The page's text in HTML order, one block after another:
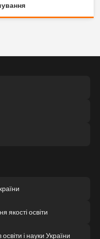
якості освіти
і науки України